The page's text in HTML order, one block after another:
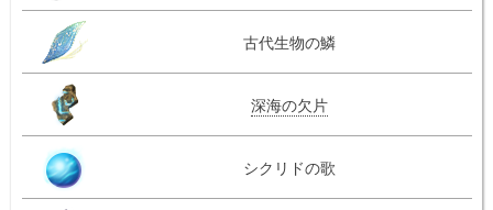
古代生物の鱗
深海の欠片
シクリドの歌